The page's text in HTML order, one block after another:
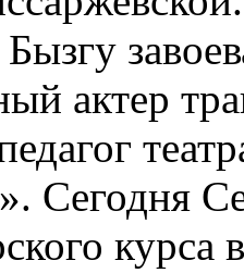
актер
Сегодня